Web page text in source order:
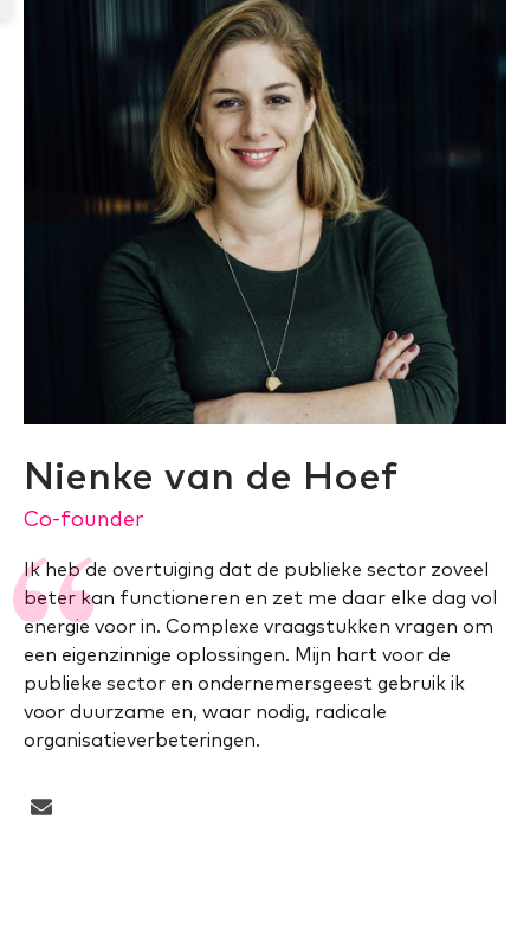
Nienke van de Hoef
Co-founder
Ik heb de overtuiging dat de publieke sector zoveel
beter kan functioneren en zet me daar elke dag vol
energie voor in. Complexe vraagstukken vragen om
een eigenzinnige oplossingen. Mijn hart voor de
publieke sector en ondernemersgeest gebruik ik
voor duurzame en, waar nodig, radicale
organisatieverbeteringen.